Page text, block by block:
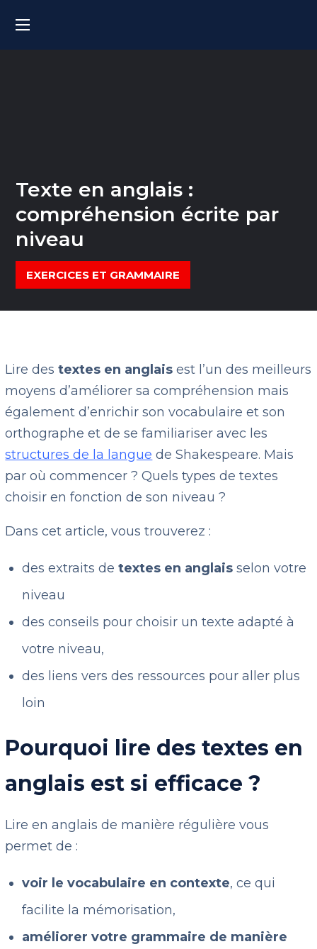
Texte en anglais :
compréhension écrite par
niveau
EXERCICES ET GRAMMAIRE
Lire destextes en anglais est l’un des meilleurs
moyens d’améliorer sa compréhension mais
également d’enrichir son vocabulaire et son
orthographe et de se familiariser avec les
structures de la langue de Shakespeare. Mais
par où commencer ? Quels types de textes
choisir en fonction de son niveau ?
Dans cet article, vous trouverez :
des extraits de textes en anglaisselon votre
niveau
des conseils pour choisir un texte adapté à
votre niveau,
des liens vers des ressources pour aller plus
loin
Pourquoi lire des textes en
anglais est si efficace ?
Lire en anglais de manière régulière vous
permet de :
voir le vocabulaire en contexte, ce qui
facilite la mémorisation,
améliorer votre grammaire de manière